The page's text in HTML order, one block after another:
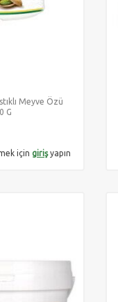
Meyve Özü
G
için girişyapın